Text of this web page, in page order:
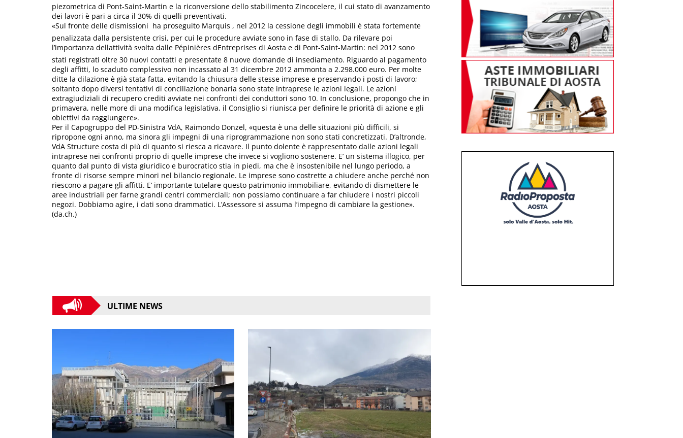
piezometrica di Pont-Saint-Martin e la riconversione dello stabilimento Zincocelere, il cui stato di avanzamento
dei lavori è pari a circa il 30% di quelli preventivati.
«Sul fronte delle dismissioni  ha proseguito Marquis , nel 2012 la cessione degli immobili è stata fortemente
penalizzata dalla persistente crisi, per cui le procedure avviate sono in fase di stallo. Da rilevare poi
l’importanza dellattività svolta dalle Pépinières dEntreprises di Aosta e di Pont-Saint-Martin: nel 2012 sono
stati registrati oltre 30 nuovi contatti e presentate 8 nuove domande di insediamento. Riguardo al pagamento
degli affitti, lo scaduto complessivo non incassato al 31 dicembre 2012 ammonta a 2.298.000 euro. Per molte
ditte la dilazione è già stata fatta, evitando la chiusura delle stesse imprese e preservando i posti di lavoro;
soltanto dopo diversi tentativi di conciliazione bonaria sono state intraprese le azioni legali. Le azioni
extragiudiziali di recupero crediti avviate nei confronti dei conduttori sono 10. In conclusione, propongo che in
primavera, nelle more di una modifica legislativa, il Consiglio si riunisca per definire le priorità di azione e gli
obiettivi da raggiungere».
Per il Capogruppo del PD-Sinistra VdA, Raimondo Donzel, «questa è una delle situazioni più difficili, si
ripropone ogni anno, ma sinora gli impegni di una riprogrammazione non sono stati concretizzati. D’altronde,
VdA Structure costa di più di quanto si riesca a ricavare. Il punto dolente è rappresentato dalle azioni legali
intraprese nei confronti proprio di quelle imprese che invece si vogliono sostenere. E’ un sistema illogico, per
quanto dal punto di vista giuridico e burocratico stia in piedi, ma che è insostenibile nel lungo periodo, a
fronte di risorse sempre minori nel bilancio regionale. Le imprese sono costrette a chiudere anche perché non
riescono a pagare gli affitti. E’ importante tutelare questo patrimonio immobiliare, evitando di dismettere le
aree industriali per farne grandi centri commerciali; non possiamo continuare a far chiudere i nostri piccoli
negozi. Dobbiamo agire, i dati sono drammatici. L’Assessore si assuma l’impegno di cambiare la gestione».
(da.ch.)
ULTIME NEWS